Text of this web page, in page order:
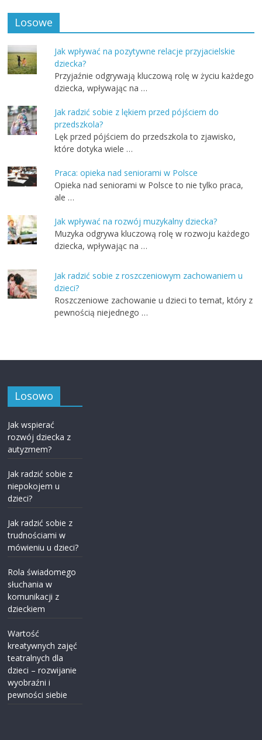
Losowe
Jak wpływać na pozytywne relacje przyjacielskie
dziecka?
Przyjaźnie odgrywają kluczową rolę w życiu każdego
dziecka, wpływając na …
Jak radzić sobie z lękiem przed pójściem do
przedszkola?
Lęk przed pójściem do przedszkola to zjawisko,
które dotyka wiele …
Praca: opieka nad seniorami w Polsce
Opieka nad seniorami w Polsce to nie tylko praca,
ale …
Jak wpływać na rozwój muzykalny dziecka?
Muzyka odgrywa kluczową rolę w rozwoju każdego
dziecka, wpływając na …
Jak radzić sobie z roszczeniowym zachowaniem u
dzieci?
Roszczeniowe zachowanie u dzieci to temat, który z
pewnością niejednego …
Losowo
Jak wspierać
rozwój dziecka z
autyzmem?
Jak radzić sobie z
niepokojem u
dzieci?
Jak radzić sobie z
trudnościami w
mówieniu u dzieci?
Rola świadomego
słuchania w
komunikacji z
dzieckiem
Wartość
kreatywnych zajęć
teatralnych dla
dzieci – rozwijanie
wyobraźni i
pewności siebie